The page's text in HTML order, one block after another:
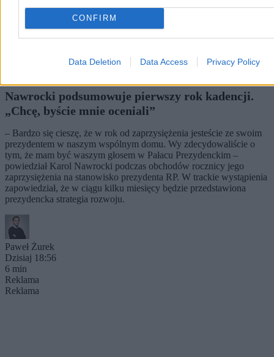
CONFIRM
Data Deletion Data Access Privacy Policy
Nawrocki podsumowuje pierwszy rok kadencji.
„Chcę, byście mnie oceniali”
– Bardzo się cieszę, że w rok od zaprzysiężenia jesteście ze swoim
prezydentem w naszym wspólnym domu. Wy zdecydowaliście o
tym, że mam być waszym głosem w Pałacu Prezydenckim –
powiedział Karol Nawrocki podczas obchodów rocznicy jego
zaprzysiężenia na stanowisko prezydenta RP. W trackie wystąpienia
zapowiedział, że w ciągu kilku miesięcy będzie przedstawiona
prezydencka strategia rozwoju.
Paweł Żurek
Dzisiaj 18:56
6 min
Reklama
Reklama